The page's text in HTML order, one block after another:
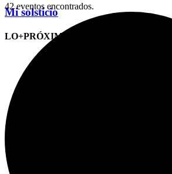
Mi solsticio
LO+PRÓXIMO (CITAS)
42 eventos encontrados.